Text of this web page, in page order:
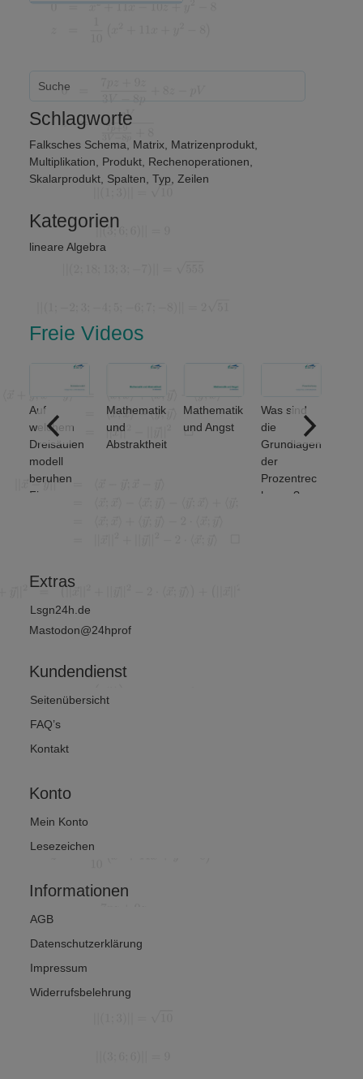
Schlagworte
Falksches Schema Matrix, Matrizenprodukt,
Multiplikation
Produkt, Rechenoperationen
Skalarprodukt, Spalten Typ Zeilen
Kategorien
lineare Algebra
Freie Videos
Auf
welchem
Dreisäulen
modell
beruhen
Finanz-
Mathematik
und
Abstraktheit
Mathematik
und Angst
Was sind
die
Grundlagen
der
Prozentrec
hnung?
Extras
Lsgn24h.de
Mastodon@24hprof
Kundendienst
Seitenübersicht
FAQ’s
Kontakt
Konto
Mein Konto
Lesezeichen
Informationen
AGB
Datenschutzerklärung
Impressum
Widerrufsbelehrung